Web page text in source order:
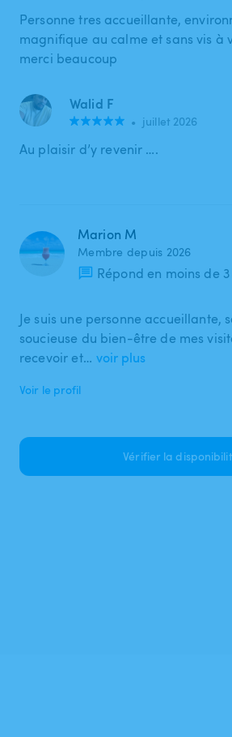
Personne tres accueillante,
magnifique au calme et sans vis à
merci beaucoup
Walid F
• juillet 2026
Au plaisir d’y revenir ….
Marion M
Membre depuis 2026
Répond en moins de
Je suis une personne accueillante,
soucieuse du bien-être de mes
recevoir et… voir plus
Voir le profil
Vérifier la